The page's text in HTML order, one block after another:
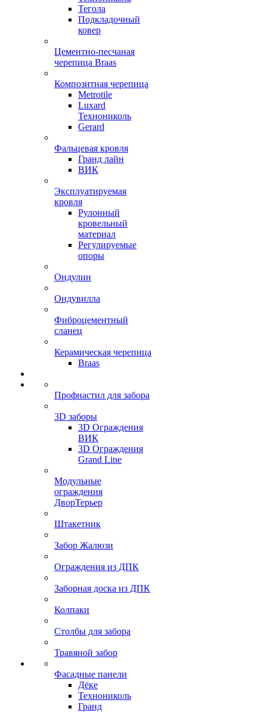
Тегола
Подкладочный
ковер
Цементно-песчаная
черепица Braas
Композитная черепица
Metrotile
Luxard
Технониколь
Gerard
Фальцевая кровля
Гранд лайн
ВИК
Эксплуатируемая
кровля
Рулонный
кровельный
материал
Регулируемые
опоры
Ондулин
Ондувилла
Фиброцементный
сланец
Керамическая черепица
Braas
Профнастил для забора
3D заборы
3D Ограждения
ВИК
3D Ограждения
Grand Line
Модульные
ограждения
ДворТерьер
Штакетник
Забор Жалюзи
Ограждения из ДПК
Заборная доска из ДПК
Колпаки
Столбы для забора
Травяной забор
Фасадные панели
Дёке
Технониколь
Гранд